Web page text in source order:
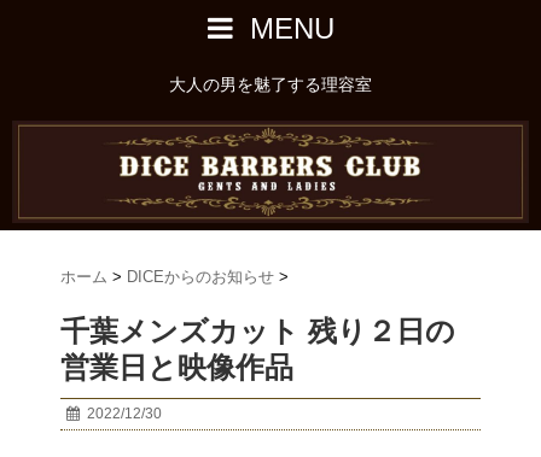
MENU
大人の男を魅了する理容室
ホーム > DICEからのお知らせ >
千葉メンズカット 残り２日の
営業日と映像作品
2022/12/30